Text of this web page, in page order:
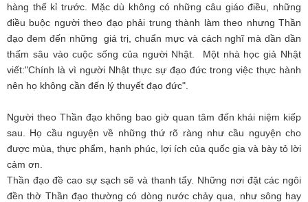
hàng thế kỉ trước. Mặc dù không có những câu giáo điều, những
điều buộc người theo đạo phải trung thành làm theo nhưng Thần
đạo đem đến những giá trị, chuẩn mực và cách nghĩ mà dần dần
thấm sâu vào cuộc sống của người Nhật. Một nhà học giả Nhật
viết:"Chính là vì người Nhật thực sự đạo đức trong việc thực hành
nên họ không cần đến lý thuyết đạo đức".
Người theo Thần đạo không bao giờ quan tâm đến khái niệm kiếp
sau. Họ cầu nguyện về những thứ rõ ràng như cầu nguyện cho
được mùa, thực phẩm, hạnh phúc, lợi ích của quốc gia và bày tỏ lời
cảm ơn.
Thần đạo đề cao sự sạch sẽ và thanh tẩy. Những nơi đặt các ngôi
đền thờ Thần đạo thường có dòng nước chảy qua, như sông hay